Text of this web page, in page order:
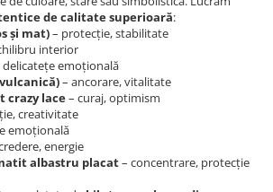
de calitate superioară:
și mat)– protecție, stabilitate
interior
delicatețe emoțională
– ancorare, vitalitate
crazy lace– curaj, optimism
creativitate
emoțională
energie
albastru placat– concentrare, protecție